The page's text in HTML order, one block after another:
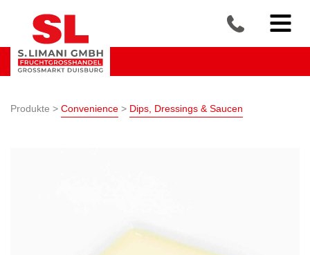
Produkte > Convenience> Dips, Dressings & Saucen